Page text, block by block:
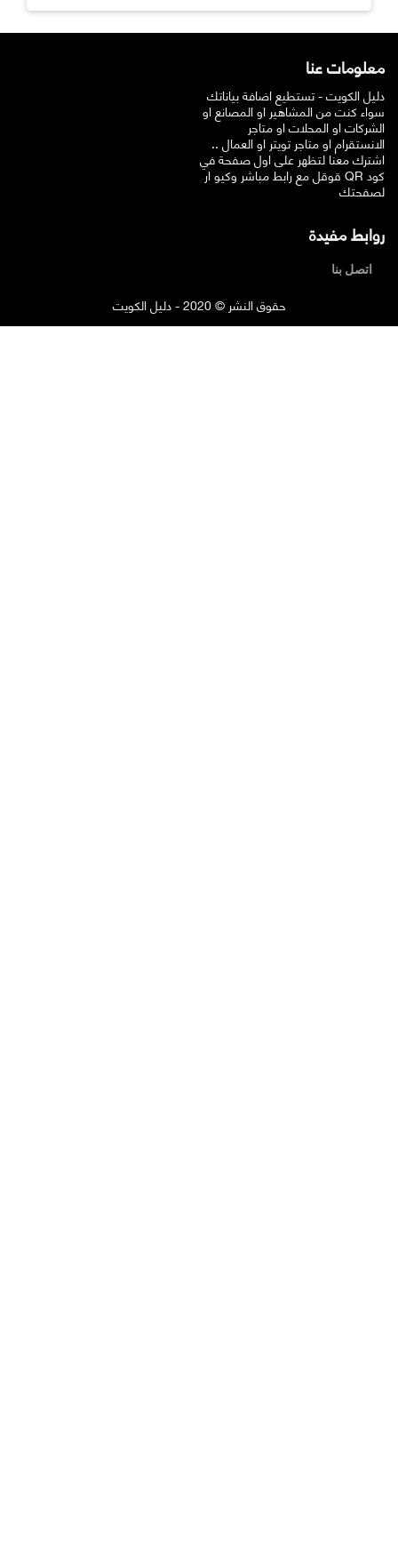
معلومات عنا
دليل الكويت - تستطيع اضافة بياناتك
سواء كنت من المشاهير او المصانع او
الشركات او المحلات او متاجر
الانستقرام او متاجر تويتر او العمال ..
اشترك معنا لتظهر على اول صفحة في
قوقل مع رابط مباشر وكيو ار QR كود
لصفحتك
روابط مفيدة
حقوق النشر © 2020 - دليل الكويت